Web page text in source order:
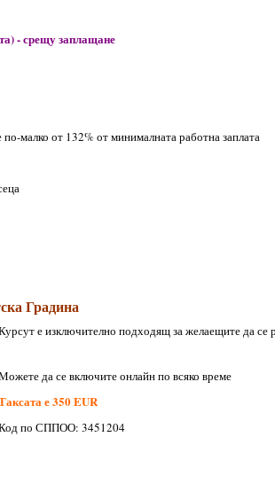
- срещу заплащане
малко от 132% от минималната работна заплата
Градина
е изключително подходящ за желаещите да се
да се включите онлайн по всяко време
е 350 EUR
по СППОО: 3451204